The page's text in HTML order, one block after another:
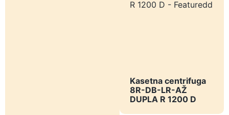
Kasetna centrifuga
8R-DB-LR-AŽ
DUPLA R 1200 D